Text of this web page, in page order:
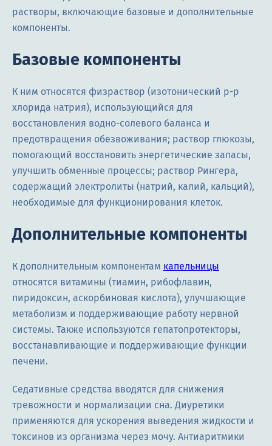
растворы, включающие базовые и дополнительные
компоненты.
Базовые компоненты
К ним относятся физраствор (изотонический р-р
хлорида натрия), использующийся для
восстановления водно-солевого баланса и
предотвращения обезвоживания; раствор глюкозы,
помогающий восстановить энергетические запасы,
улучшить обменные процессы; раствор Рингера,
содержащий электролиты (натрий, калий, кальций),
необходимые для функционирования клеток.
Дополнительные компоненты
К дополнительным компонентам капельницы
относятся витамины (тиамин, рибофлавин,
пиридоксин, аскорбиновая кислота), улучшающие
метаболизм и поддерживающие работу нервной
системы. Также используются гепатопротекторы,
восстанавливающие и поддерживающие функции
печени.
Седативные средства вводятся для снижения
тревожности и нормализации сна. Диуретики
применяются для ускорения выведения жидкости и
токсинов из организма через мочу. Антиаритмики